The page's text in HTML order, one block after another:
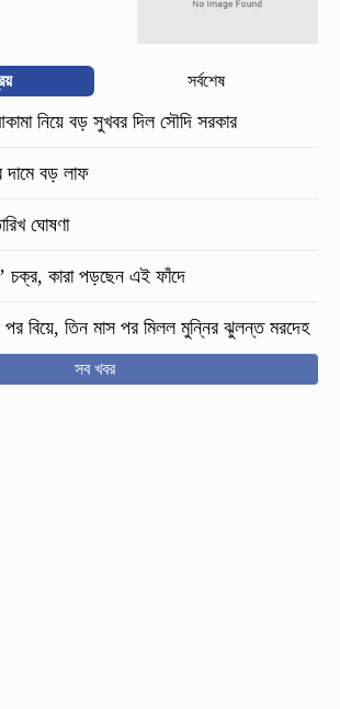
সর্বশেষ
আকামা নিয়ে বড় সুখবর দিল সৌদি সরকার
দামে বড় লাফ
ঘোষণা
চক্র, কারা পড়ছেন এই ফাঁদে
পর বিয়ে, তিন মাস পর মিলল মুন্নির ঝুলন্ত মরদেহ
সব খবর